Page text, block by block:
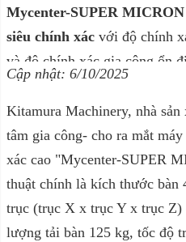
Mycenter-SUPER MICRON
siêu chính xác với độ chính
và độ chính xác gia công ổn
hữu
kết cấu cột đôi đối xứng
vòng/phút, vàhệ thống
độ ổn định vượt trội trong
biệt như than chì. Được
trợ IoT và chuyển đổi số
MICRON là lựa chọn lý
linh kiện y tế, quang học và
Cập nhật: 6/10/2025
Kitamura Machinery, nhà sản
tâm gia công- cho ra mắt
xác cao "Mycenter-SUPER
thuật chính là kích thước bàn
trục (trục X x trục Y x trục Z)
lượng tải bàn 125 kg, tốc độ